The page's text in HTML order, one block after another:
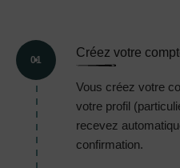
01
Créez votre
Vous créez votre
votre profil
recevez
confirmation.